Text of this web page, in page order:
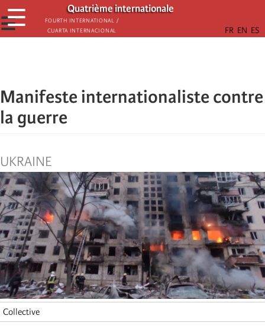
Skip
to
main
Quatrième internationale
Fourth International /
Cuarta Internacional
☰
☰
Manifeste internationaliste contre
la guerre
UKRAINE
Collective